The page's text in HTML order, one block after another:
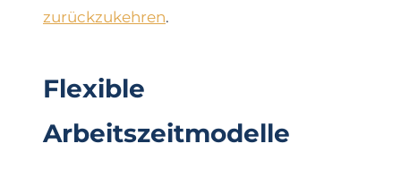
zurückzukehren.
Flexible
Arbeitszeitmodelle